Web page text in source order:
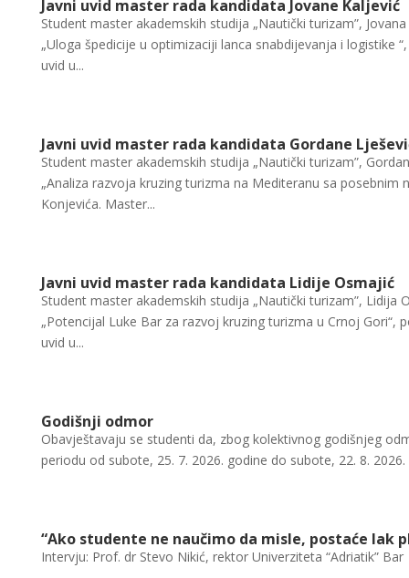
Javni uvid master rada kandidata Jovane Kaljević
Student master akademskih studija „Nautički turizam”,
„Uloga špedicije u optimizaciji lanca snabdijevanja i
uvid u...
Javni uvid master rada kandidata Gordane
Student master akademskih studija „Nautički turizam”,
„Analiza razvoja kruzing turizma na Mediteranu sa
Konjevića. Master...
Javni uvid master rada kandidata Lidije Osmajić
Student master akademskih studija „Nautički turizam”,
„Potencijal Luke Bar za razvoj kruzing turizma u Crnoj
uvid u...
Godišnji odmor
Obavještavaju se studenti da, zbog kolektivnog godišnjeg
periodu od subote, 25. 7. 2026. godine do subote, 22. 8.
“Ako studente ne naučimo da misle, postaće lak
Intervju: Prof. dr Stevo Nikić, rektor Univerziteta “Adriatik” Bar